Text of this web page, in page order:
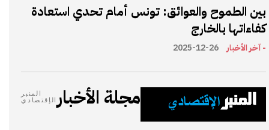
بين الطموح والعوائق: تونس أمام تحدي استعادة
كفاءاتها بالخارج
- آخر الأخبار 2025-12-26
مجلة الأخبار
المنبر
الإقتصادي